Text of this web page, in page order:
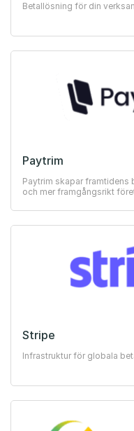
Betallösning för din
Paytrim
Paytrim skapar framtidens
och mer framgångsrikt
Stripe
Infrastruktur för globala